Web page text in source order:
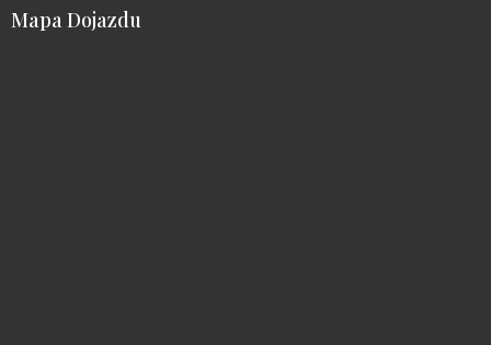
Mapa Dojazdu